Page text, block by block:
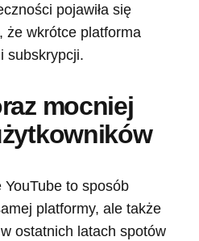
pojawiła się
że wkrótce platforma
subskrypcji.
mocniej
to sposób
platformy, ale także
ostatnich latach spotów